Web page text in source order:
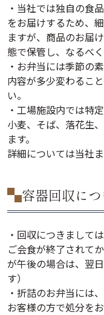
・当社では独自の食
をお届けするため、
ますが、商品のお届
態で保管し、なるべ
・お弁当には季節の
内容が多少変わるこ
い。
・工場施設内では特
小麦、そば、落花生
ます。
詳細については当社
容器回収に
・回収につきまして
ご会食が終了されて
が午後の場合は、翌
す）
・折詰のお弁当には
お客様の方で処分を